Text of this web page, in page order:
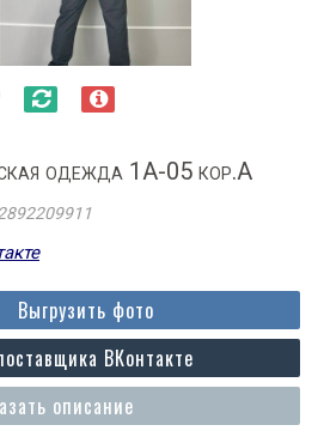
одежда 1А-05 кор.А
описание
ВКонтакте
Выгрузить фото